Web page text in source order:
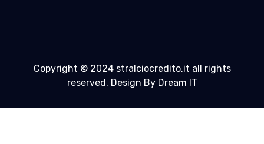
Copyright © 2024 stralciocredito.it all rights
reserved. Design By Dream IT